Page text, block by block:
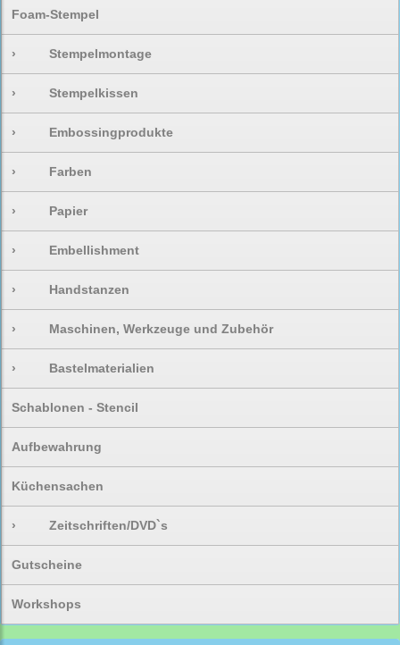
Foam-Stempel
› Stempelmontage
› Stempelkissen
› Embossingprodukte
› Farben
› Papier
› Embellishment
› Handstanzen
› Maschinen, Werkzeuge und Zubehör
› Bastelmaterialien
Schablonen - Stencil
Aufbewahrung
Küchensachen
› Zeitschriften/DVD`s
Gutscheine
Workshops